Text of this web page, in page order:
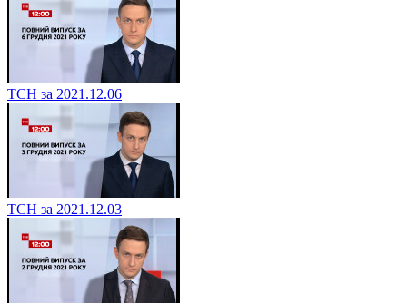
ТСН за 2021.12.06
ТСН за 2021.12.03